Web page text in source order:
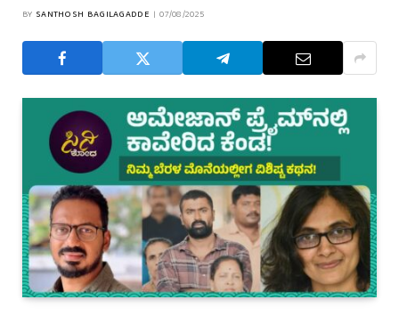
BY SANTHOSH BAGILAGADDE 07/08/2025